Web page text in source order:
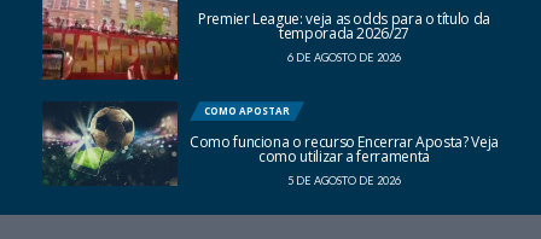
Premier League: veja as odds para o título da
temporada 2026/27
6 DE AGOSTO DE 2026
COMO APOSTAR
Como funciona o recurso Encerrar Aposta? Veja
como utilizar a ferramenta
5 DE AGOSTO DE 2026